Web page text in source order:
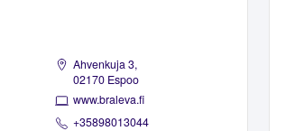
Ahvenkuja 3,
02170 Espoo
www.braleva.fi
+35898013044